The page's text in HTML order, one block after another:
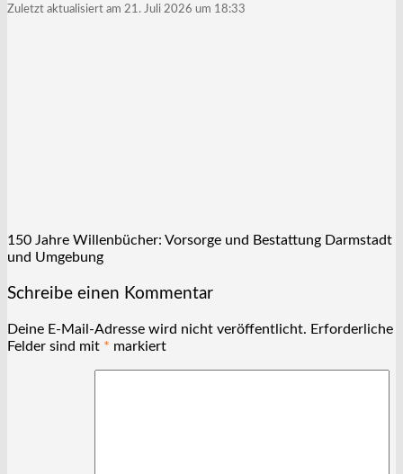
Zuletzt aktualisiert am 21. Juli 2026 um 18:33
150 Jahre Willenbücher: Vorsorge und Bestattung Darmstadt
und Umgebung
Schreibe einen Kommentar
Deine E-Mail-Adresse wird nicht veröffentlicht. Erforderliche
Felder sind mit * markiert